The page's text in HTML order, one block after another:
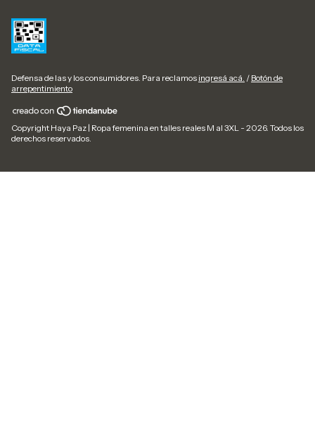
Defensa de las y los consumidores. Para reclamos ingresá acá. / Botón de
arrepentimiento
Copyright Haya Paz | Ropa femenina en talles reales M al 3XL - 2026. Todos los
derechos reservados.